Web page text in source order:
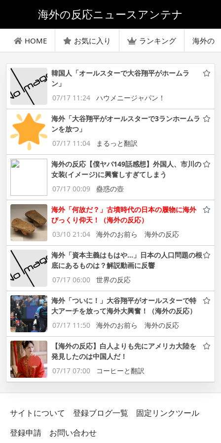
海外の反応ニュースアンテナ
HOME お気に入り ランキング 海外の
韓国人「オールスターで大谷翔平がホームラ
ン」
07/17 11:24
ハウメニージャパン！
海外「大谷翔平がオールスターで3ランホームラ
ンを放つ」
07/17 11:04
まるっと翻訳
海外の反応【僕ヤバ149話感想】外国人、市川の
女装(イメージ)に興奮しすぎてしまう
07/17 00:09
蠱惑の壺
海外「何故だ？」古墳時代の日本の履物に海外
びっくり仰天！（海外の反応）
03/10 21:04
海外のお前ら 海外の反応
海外「資本主義はもはや…」日本の人口問題の根
底にあるものは？解説動画に反響
07/17 06:00
世界の反応
海外「ついに！」大谷翔平がオールスターで特
大アーチを放って海外大興奮！（海外の反応）
07/17 11:50
海外のお前ら 海外の反応
【海外の反応】白人よりも先にアメリカ大陸を
発見したのは中国人だ！
07/17 07:00
コーヒーと翻訳
サイトについて 登録ブログ一覧
固定リンクツール
登録申請
お問い合わせ